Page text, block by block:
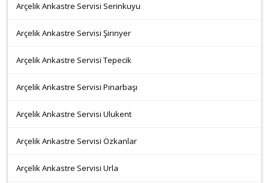
Arçelik Ankastre Servisi Serinkuyu
Arçelik Ankastre Servisi Şirinyer
Arçelik Ankastre Servisi Tepecik
Arçelik Ankastre Servisi Pınarbaşı
Arçelik Ankastre Servisi Ulukent
Arçelik Ankastre Servisi Özkanlar
Arçelik Ankastre Servisi Urla